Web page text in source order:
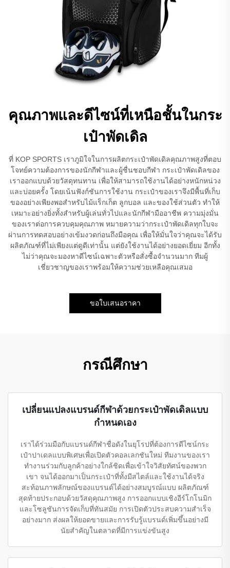
คุณภาพและดีไซน์ที่เหนือชั้นในกระ
เป๋าพัดเดิล
ที่ KOP SPORTS เราภูมิใจในการผลิตกระเป๋าพัดเดิลคุณภาพสูงที่ตอบ
โจทย์ความต้องการของนักกีฬาและผู้ชื่นชอบกีฬา กระเป๋าพัดเดิลของ
เราออกแบบด้วยวัสดุทนทาน เพื่อให้สามารถใช้งานได้อย่างหนักหน่วง
และบ่อยครั้ง โดยเน้นฟังก์ชันการใช้งาน กระเป๋าของเราจึงมีพื้นที่เก็บ
ของอย่างเพียงพอสำหรับไม้แร็กเก็ต ลูกบอล และของใช้ส่วนตัว ทำให้
เหมาะอย่างยิ่งทั้งสำหรับผู้เล่นทั่วไปและนักกีฬามืออาชีพ ความมุ่งมั่น
ของเราต่อการควบคุมคุณภาพ หมายความว่ากระเป๋าพัดเดิลทุกใบจะ
ผ่านการทดสอบอย่างเข้มงวดก่อนถึงมือคุณ เพื่อให้มั่นใจว่าคุณจะได้รับ
ผลิตภัณฑ์ที่ไม่เพียงแต่ดูดีเท่านั้น แต่ยังใช้งานได้อย่างยอดเยี่ยม อีกทั้ง
ไม่ว่าคุณจะมองหาดีไซน์เฉพาะตัวหรือสั่งซื้อจำนวนมาก ทีมผู้
เชี่ยวชาญของเราพร้อมให้ความช่วยเหลือคุณเสมอ
ขอใบเสนอราคา
กรณีศึกษา
เปลี่ยนแปลงแบรนด์กีฬาด้วยกระเป๋าพัดเดิลแบบ
กำหนดเอง
เราได้ร่วมมือกับแบรนด์กีฬาชื่อดังในยุโรปที่ต้องการดีไซน์กระ
เป๋าปาเดลแบบพิเศษเพื่อเปิดตัวคอลเลกชันใหม่ ทีมงานของเรา
ทำงานร่วมกับลูกค้าอย่างใกล้ชิดเพื่อเข้าใจวิสัยทัศน์ของพวก
เขา จนได้ออกมาเป็นกระเป๋าที่ทั้งมีสไตล์และใช้งานได้จริง
สะท้อนภาพลักษณ์ของแบรนด์ได้อย่างสมบูรณ์แบบ ผลิตภัณฑ์
สุดท้ายประกอบด้วยวัสดุคุณภาพสูง การออกแบบเชิงอีร์โกโนมิก
และโซลูชันการจัดเก็บที่ทันสมัย การเปิดตัวประสบความสำเร็จ
อย่างมาก ส่งผลให้ยอดขายและการรับรู้แบรนด์เพิ่มขึ้นอย่างมี
นัยสำคัญในตลาดที่มีการแข่งขันสูง